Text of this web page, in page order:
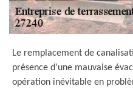
Le remplacement de
présence d’une mauvaise
opération inévitable en